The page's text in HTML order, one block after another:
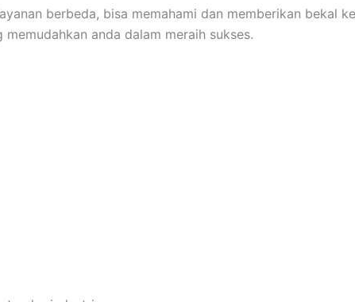
berbeda, bisa memahami dan memberikan bekal
anda dalam meraih sukses.